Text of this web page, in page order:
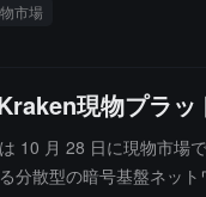
市場
現物プラッ
10 月 28 日に現物市場
散型の暗号基盤ネット